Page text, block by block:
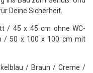
Deine Sicherheit.
/ 45 x 45 cm ohne WC-
/ 50 x 100 x 100 cm mit
/ Braun / Creme /